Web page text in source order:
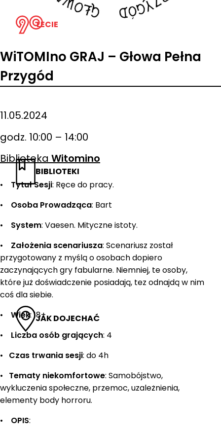
LECIE
BIBLIOTEKI
JAK DOJECHAĆ
WiTOMIno GRAJ – Głowa Pełna
Przygód
11.05.2024
godz. 10:00 – 14:00
Biblioteka Witomino
• Tytuł Sesji: Ręce do pracy.
• Osoba Prowadząca: Bart
• System: Vaesen. Mityczne istoty.
•
Założenia scenariusza: Scenariusz został
przygotowany z myślą o osobach dopiero
zaczynających gry fabularne. Niemniej, te osoby,
które już doświadczenie posiadają, tez odnajdą w nim
coś dla siebie.
• Wiek: 18+
• Liczba osób grających: 4
• Czas trwania sesji: do 4h
• Tematy niekomfortowe: Samobójstwo,
wykluczenia społeczne, przemoc, uzależnienia,
elementy body horroru.
• OPIS: